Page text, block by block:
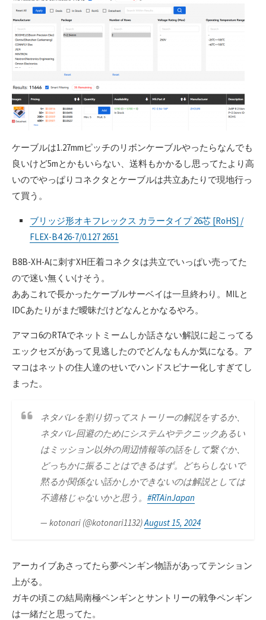
ケーブルは1.27mmピッチのリボンケーブルやったらなんでも
良いけど5mとかもいらない、送料もかかるし思ってたより高
いのでやっぱりコネクタとケーブルは共立あたりで現地行っ
て買う。
ブリッジ形オキフレックス カラータイプ 26芯 [RoHS] /
FLEX-B4 26-7/0.127 2651
B8B-XH-Aに刺すXH圧着コネクタは共立でいっぱい売ってた
ので迷い無くいけそう。
ああこれで長かったケーブルサーベイは一旦終わり。MILと
IDCあたりがまだ曖昧だけどなんとかなるやろ。
アマコ6のRTAでネットミームしか話さない解説に起こってる
エックセズがあって見逃したのでどんなもんか気になる。ア
マコはネットの住人達のせいでハンドスピナー化しすぎてし
まった。
ネタバレを割り切ってストーリーの解説をするか、
ネタバレ回避のためにシステムやテクニックあるい
はミッション以外の周辺情報等の話をして繋ぐか、
どっちかに振ることはできるはず。どちらしないで
黙るか関係ない話かしかできないのは解説としては
不適格じゃないかと思う。 #RTAinJapan
— kotonari (@kotonari1132)August 15, 2024
アーカイブあさってたら夢ペンギン物語があってテンション
上がる。
ガキの頃この結局南極ペンギンとサントリーの戦争ペンギン
は一緒だと思ってた。